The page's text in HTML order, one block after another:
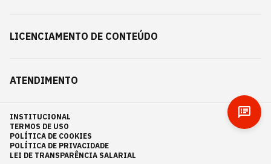
LICENCIAMENTO DE CONTEÚDO
ATENDIMENTO
INSTITUCIONAL
TERMOS DE USO
POLÍTICA DE COOKIES
POLÍTICA DE PRIVACIDADE
LEI DE TRANSPARÊNCIA SALARIAL